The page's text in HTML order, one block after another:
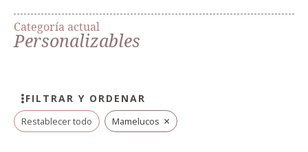
Categoría actual
Personalizables
FILTRAR Y ORDENAR
Restablecer todo Mamelucos ×